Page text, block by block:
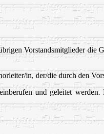
Vorstandsmitglieder die
in, der/die durch den
und geleitet werden.